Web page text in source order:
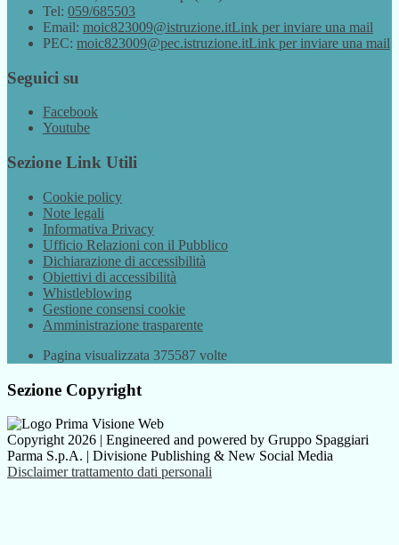
Tel: 059/685503
Email: moic823009@istruzione.itLink per inviare una mail
PEC: moic823009@pec.istruzione.itLink per inviare una mail
Seguici su
Facebook
Youtube
Sezione Link Utili
Cookie policy
Note legali
Informativa Privacy
Ufficio Relazioni con il Pubblico
Dichiarazione di accessibilità
Obiettivi di accessibilità
Whistleblowing
Gestione consensi cookie
Amministrazione trasparente
Pagina visualizzata 375587 volte
Sezione Copyright
Copyright 2026 | Engineered and powered by Gruppo Spaggiari
Parma S.p.A. | Divisione Publishing & New Social Media
Disclaimer trattamento dati personali